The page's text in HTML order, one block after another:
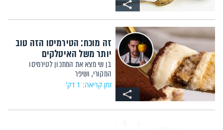
זה מוכח: הטירמיסו הזה טוב
יותר משל האיטלקים
בן שי מצא את המתכון לטירמיסו
המקורי, ושיפר
זמן קריאה: 1 דק'